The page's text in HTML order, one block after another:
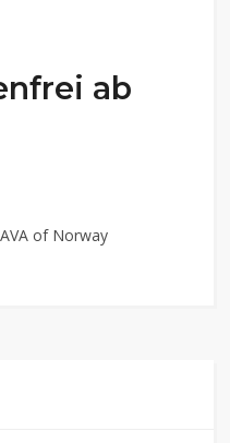
ab
of Norway